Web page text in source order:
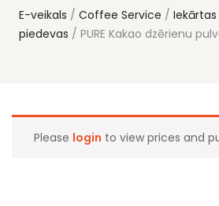
E-veikals Coffee Service
piedevas
PURE Kakao dzērienu
Please login to view prices and